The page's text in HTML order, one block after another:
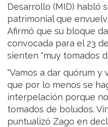
Desarrollo (MID) habló
patrimonial que
Afirmó que su bloque
convocada para el 23
sienten "muy tomados
"Vamos a dar quórum y
que por lo menos se
interpelación porque
tomados de boludos.
puntualizó Zago en